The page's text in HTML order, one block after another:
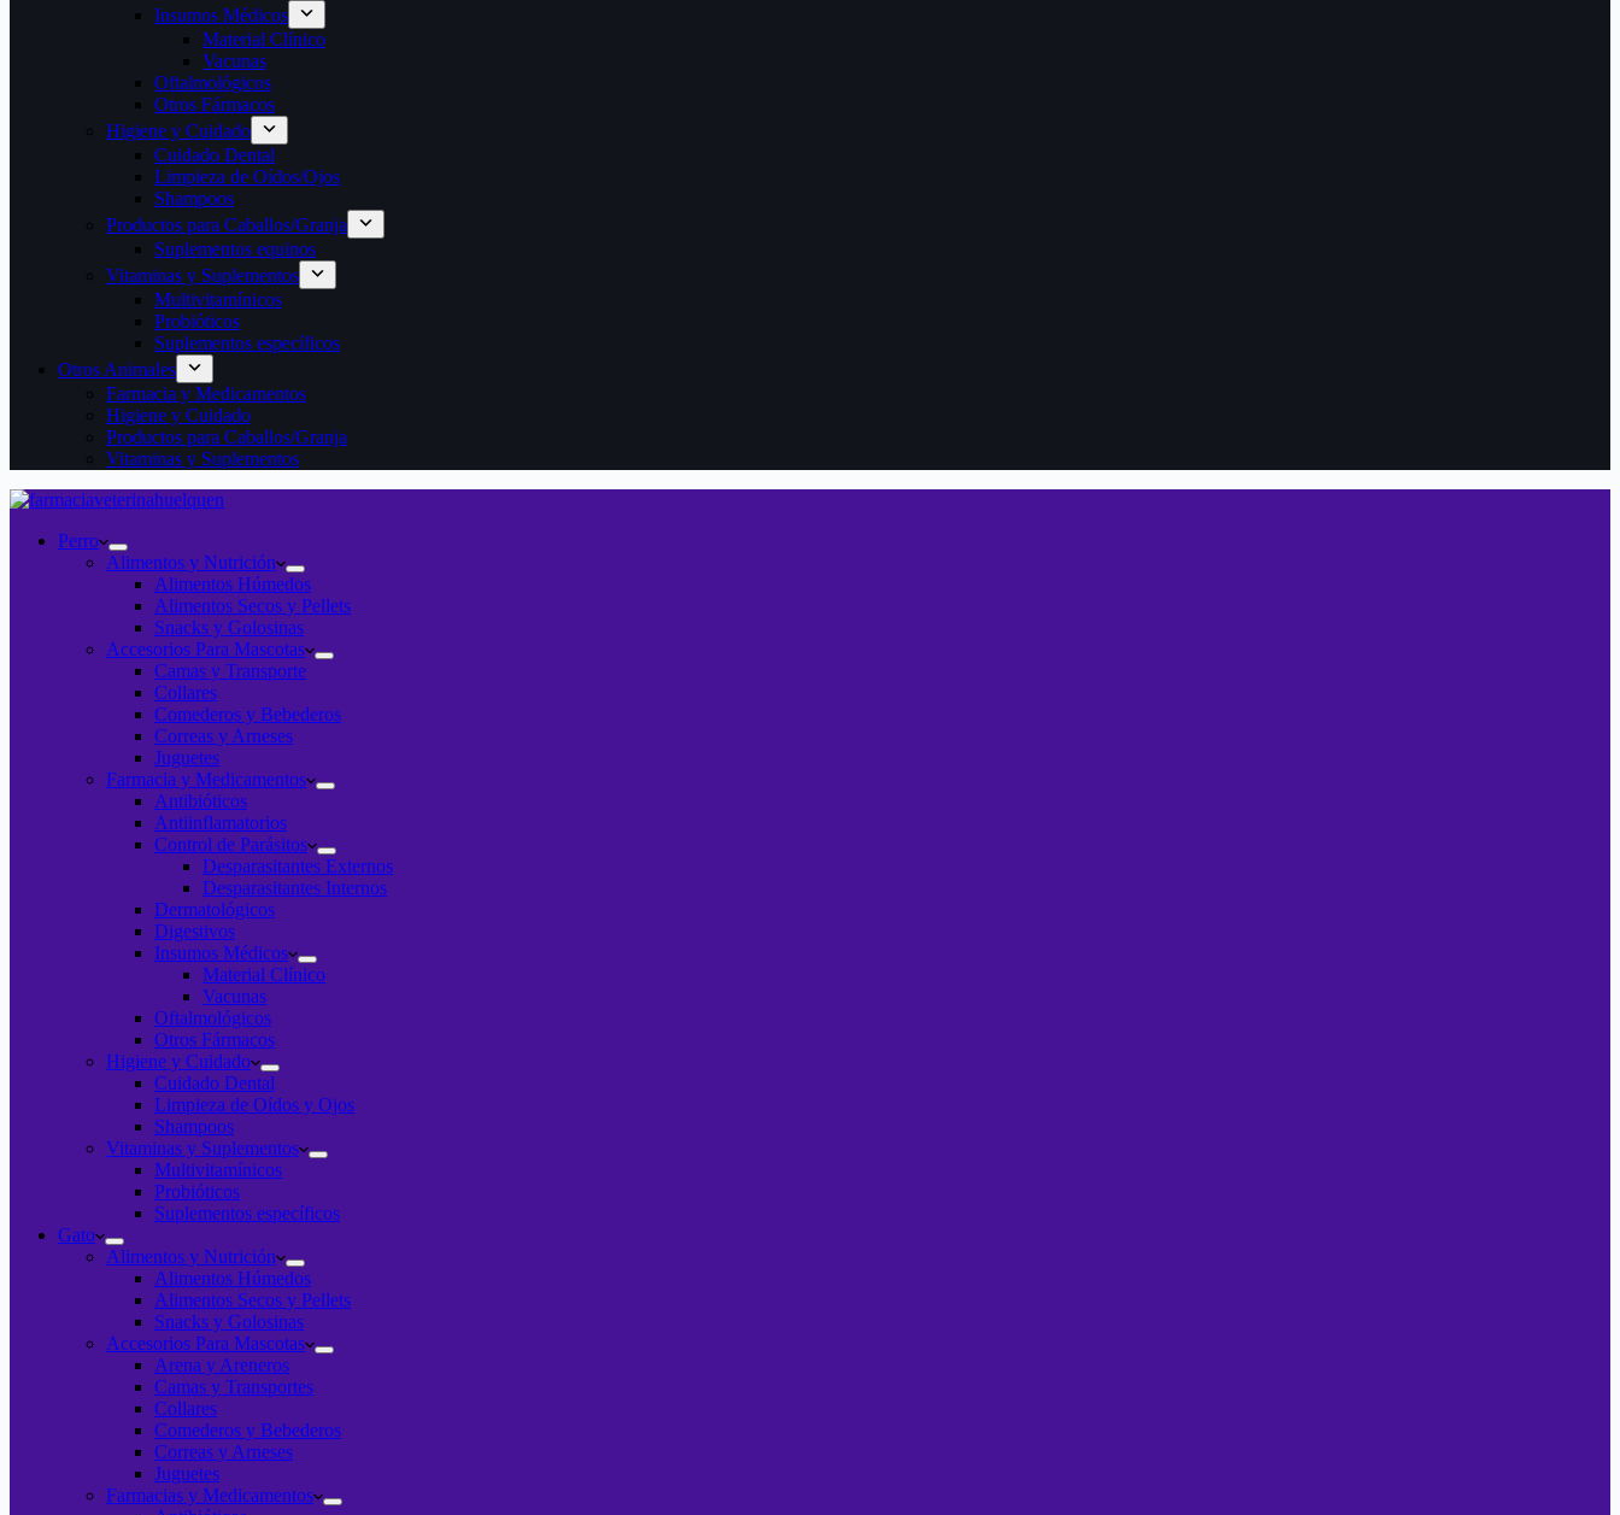
Insumos Médicos
Material Clínico
Vacunas
Oftalmológicos
Otros Fármacos
Higiene y Cuidado
Cuidado Dental
Limpieza de Oídos/Ojos
Shampoos
Productos para Caballos/Granja
Suplementos equinos
Vitaminas y Suplementos
Multivitamínicos
Probióticos
Suplementos específicos
Otros Animales
Farmacia y Medicamentos
Higiene y Cuidado
Productos para Caballos/Granja
Vitaminas y Suplementos
Perro
Alimentos y Nutrición
Alimentos Húmedos
Alimentos Secos y Pellets
Snacks y Golosinas
Accesorios Para Mascotas
Camas y Transporte
Collares
Comederos y Bebederos
Correas y Arneses
Juguetes
Farmacia y Medicamentos
Antibióticos
Antiinflamatorios
Control de Parásitos
Desparasitantes Externos
Desparasitantes Internos
Dermatológicos
Digestivos
Insumos Médicos
Material Clínico
Vacunas
Oftalmológicos
Otros Fármacos
Higiene y Cuidado
Cuidado Dental
Limpieza de Oídos y Ojos
Shampoos
Vitaminas y Suplementos
Multivitamínicos
Probióticos
Suplementos específicos
Gato
Alimentos y Nutrición
Alimentos Húmedos
Alimentos Secos y Pellets
Snacks y Golosinas
Accesorios Para Mascotas
Arena y Areneros
Camas y Transportes
Collares
Comederos y Bebederos
Correas y Arneses
Juguetes
Farmacias y Medicamentos